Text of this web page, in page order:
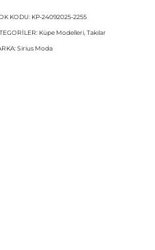
KODU: KP-24092025-2255
Küpe Modelleri Takılar
Sirius Moda